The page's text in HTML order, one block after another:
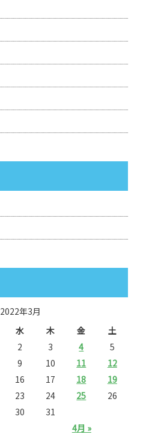
2022年3月
水 木 金 土
4月 »
2 3 4
5
9 10 11
12
16 17 18
19
23 24 25
26
30 31